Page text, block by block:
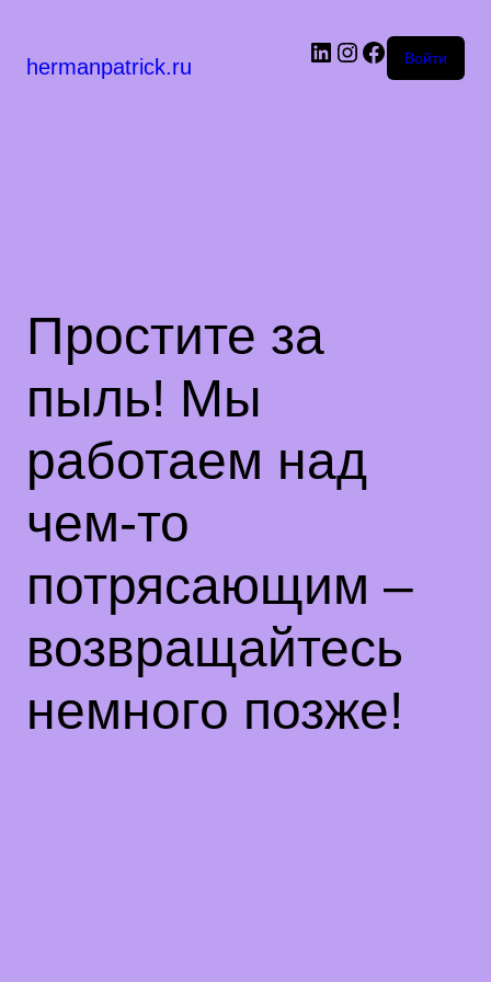
hermanpatrick.ru
LinkedInInstagram
Facebook
Войти
Простите за
пыль! Мы
работаем над
чем-то
потрясающим –
возвращайтесь
немного позже!